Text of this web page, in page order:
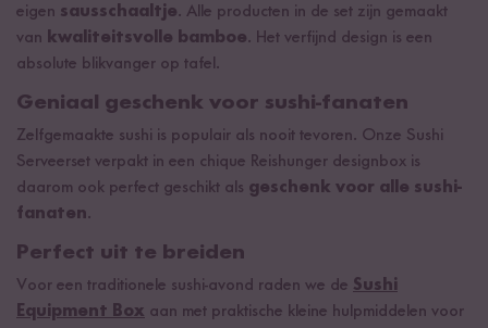
eigen sausschaaltje. Alle producten in de set zijn gemaakt
van kwaliteitsvolle bamboe. Het verfijnd design is een
absolute blikvanger op tafel.
Geniaal geschenk voor sushi-fanaten
Zelfgemaakte sushi is populair als nooit tevoren. Onze Sushi
Serveerset verpakt in een chique Reishunger designbox is
daarom ook perfect geschikt als geschenk voor alle sushi-
fanaten.
Perfect uit te breiden
Voor een traditionele sushi-avond raden we de Sushi
Equipment Box aan met praktische kleine hulpmiddelen voor